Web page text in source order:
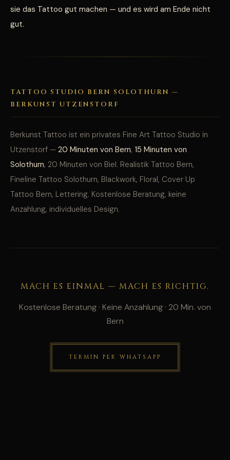
sie das Tattoo gut machen — und es wird am Ende nicht
gut.
TATTOO STUDIO BERN SOLOTHURN —
BERKUNST UTZENSTORF
Berkunst Tattoo ist ein privates Fine Art Tattoo Studio in
Utzenstorf — 20 Minuten von Bern, 15 Minuten von
Solothurn, 20 Minuten von Biel. Realistik Tattoo Bern,
Fineline Tattoo Solothurn, Blackwork, Floral, Cover Up
Tattoo Bern, Lettering. Kostenlose Beratung, keine
Anzahlung, individuelles Design.
MACH ES EINMAL — MACH ES RICHTIG.
Kostenlose Beratung · Keine Anzahlung · 20 Min. von
Bern
TERMIN PER WHATSAPP